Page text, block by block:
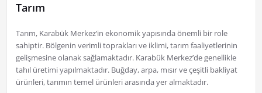
Tarım
Tarım, Karabük Merkez’in ekonomik yapısında önemli bir role
sahiptir. Bölgenin verimli toprakları ve iklimi, tarım faaliyetlerinin
gelişmesine olanak sağlamaktadır. Karabük Merkez’de genellikle
tahıl üretimi yapılmaktadır. Buğday, arpa, mısır ve çeşitli bakliyat
ürünleri, tarımın temel ürünleri arasında yer almaktadır.